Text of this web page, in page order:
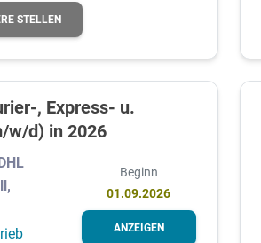
STELLEN
, Express- u.
w/d) in 2026
Beginn
01.09.2026
ANZEIGEN